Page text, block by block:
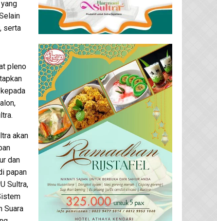
serta
pleno
akan
dan
papan
Sultra,
Suara